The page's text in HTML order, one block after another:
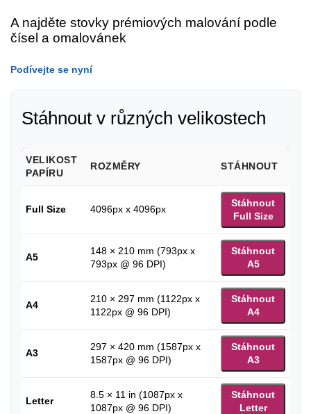
A najděte stovky prémiových malování podle
čísel a omalovánek
Podívejte se nyní
Stáhnout v různých velikostech
VELIKOST
PAPÍRU
ROZMĚRY STÁHNOUT
Full Size 4096px x 4096px
Stáhnout
Full Size
A5
148 × 210 mm (793px x
793px @ 96 DPI)
Stáhnout
A5
A4
210 × 297 mm (1122px x
1122px @ 96 DPI)
Stáhnout
A4
A3
297 × 420 mm (1587px x
1587px @ 96 DPI)
Stáhnout
A3
Letter
8.5 × 11 in (1087px x
1087px @ 96 DPI)
Stáhnout
Letter